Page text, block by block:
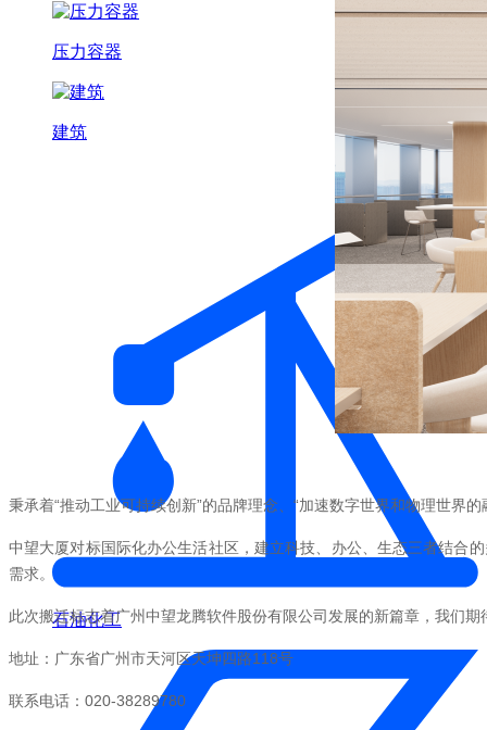
压力容器
建筑
石油化工
秉承着“推动工业可持续创新”的品牌理念、“加速数字世界和物理世界
中望大厦对标国际化办公生活社区，建立科技、办公、生态三者结合
需求。
此次搬迁标志着广州中望龙腾软件股份有限公司发展的新篇章，我们
地址：广东省广州市天河区天坤四路118号
联系电话：020-38289780